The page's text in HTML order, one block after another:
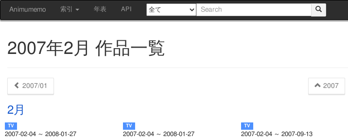
Animumemo 索引 年表 API
2007年2月 作品一覧
2007/01 2007
2月
2007-02-04 ～ 2008-01-27
2007-02-04 ～ 2008-01-27
2007-02-04 ～ 2007-09-13